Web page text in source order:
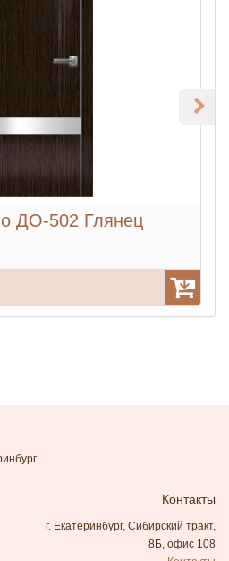
ДО-502 Глянец
Контакты
г. Екатеринбург, Сибирский тракт,
8Б, офис 108